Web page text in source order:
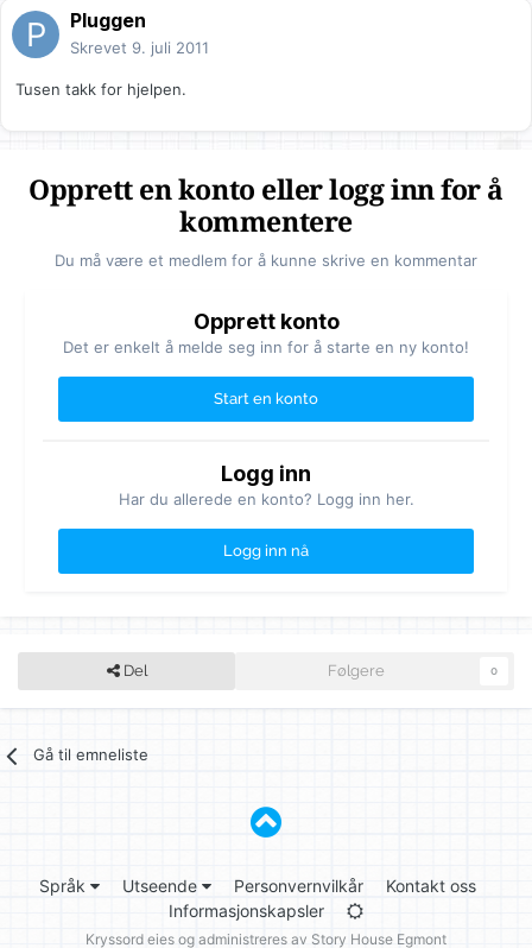
Pluggen
Skrevet 9. juli 2011
Tusen takk for hjelpen.
Opprett en konto eller logg inn for å
kommentere
Du må være et medlem for å kunne skrive en kommentar
Opprett konto
Det er enkelt å melde seg inn for å starte en ny konto!
Start en konto
Logg inn
Har du allerede en konto? Logg inn her.
Logg inn nå
Del Følgere 0
Gå til emneliste
Språk Utseende Personvernvilkår
Kontakt oss
Informasjonskapsler
Kryssord eies og administreres av Story House Egmont